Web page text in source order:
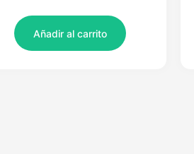
Añadir al carrito